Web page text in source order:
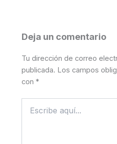
Deja un comentario
Tu dirección de correo
publicada. Los campos
con*
aquí...